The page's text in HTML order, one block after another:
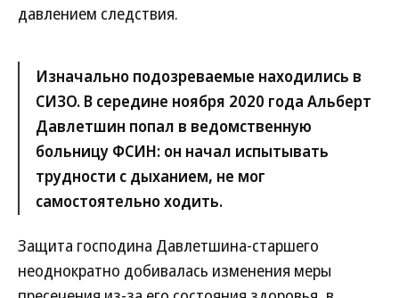
давлением следствия.
Изначально подозреваемые находились в
СИЗО. В середине ноября 2020 года Альберт
Давлетшин попал в ведомственную
больницу ФСИН: он начал испытывать
трудности с дыханием, не мог
самостоятельно ходить.
Защита господина Давлетшина-старшего
неоднократно добивалась изменения меры